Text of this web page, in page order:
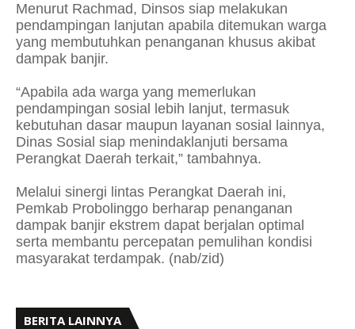
Menurut Rachmad, Dinsos siap melakukan
pendampingan lanjutan apabila ditemukan warga
yang membutuhkan penanganan khusus akibat
dampak banjir.
“Apabila ada warga yang memerlukan
pendampingan sosial lebih lanjut, termasuk
kebutuhan dasar maupun layanan sosial lainnya,
Dinas Sosial siap menindaklanjuti bersama
Perangkat Daerah terkait,” tambahnya.
Melalui sinergi lintas Perangkat Daerah ini,
Pemkab Probolinggo berharap penanganan
dampak banjir ekstrem dapat berjalan optimal
serta membantu percepatan pemulihan kondisi
masyarakat terdampak. (nab/zid)
BERITA LAINNYA